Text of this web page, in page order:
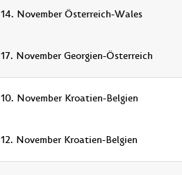
14. November Österreich-Wales
17. November Georgien-Österreich
10. November Kroatien-Belgien
12. November Kroatien-Belgien